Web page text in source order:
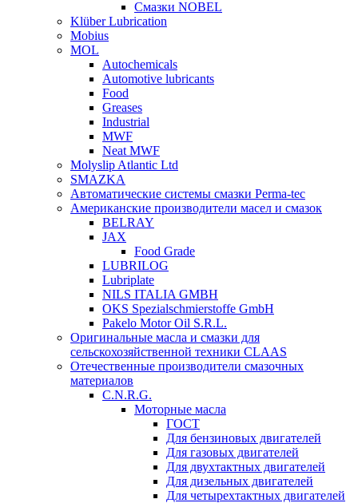
Смазки NOBEL
Klüber Lubrication
Mobius
MOL
Autochemicals
Automotive lubricants
Food
Greases
Industrial
MWF
Neat MWF
Molyslip Atlantic Ltd
SMAZKA
Автоматические системы смазки Perma-tec
Американские производители масел и смазок
BELRAY
JAX
Food Grade
LUBRILOG
Lubriplate
NILS ITALIA GMBH
OKS Spezialschmierstoffe GmbH
Pakelo Motor Oil S.R.L.
Оригинальные масла и смазки для
сельскохозяйственной техники CLAAS
Отечественные производители смазочных
материалов
C.N.R.G.
Моторные масла
ГОСТ
Для бензиновых двигателей
Для газовых двигателей
Для двухтактных двигателей
Для дизельных двигателей
Для четырехтактных двигателей